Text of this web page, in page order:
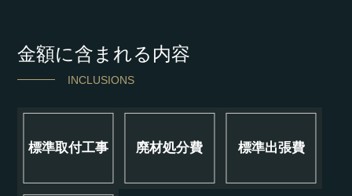
金額に含まれる内容
INCLUSIONS
標準取付工事 廃材処分費 標準出張費